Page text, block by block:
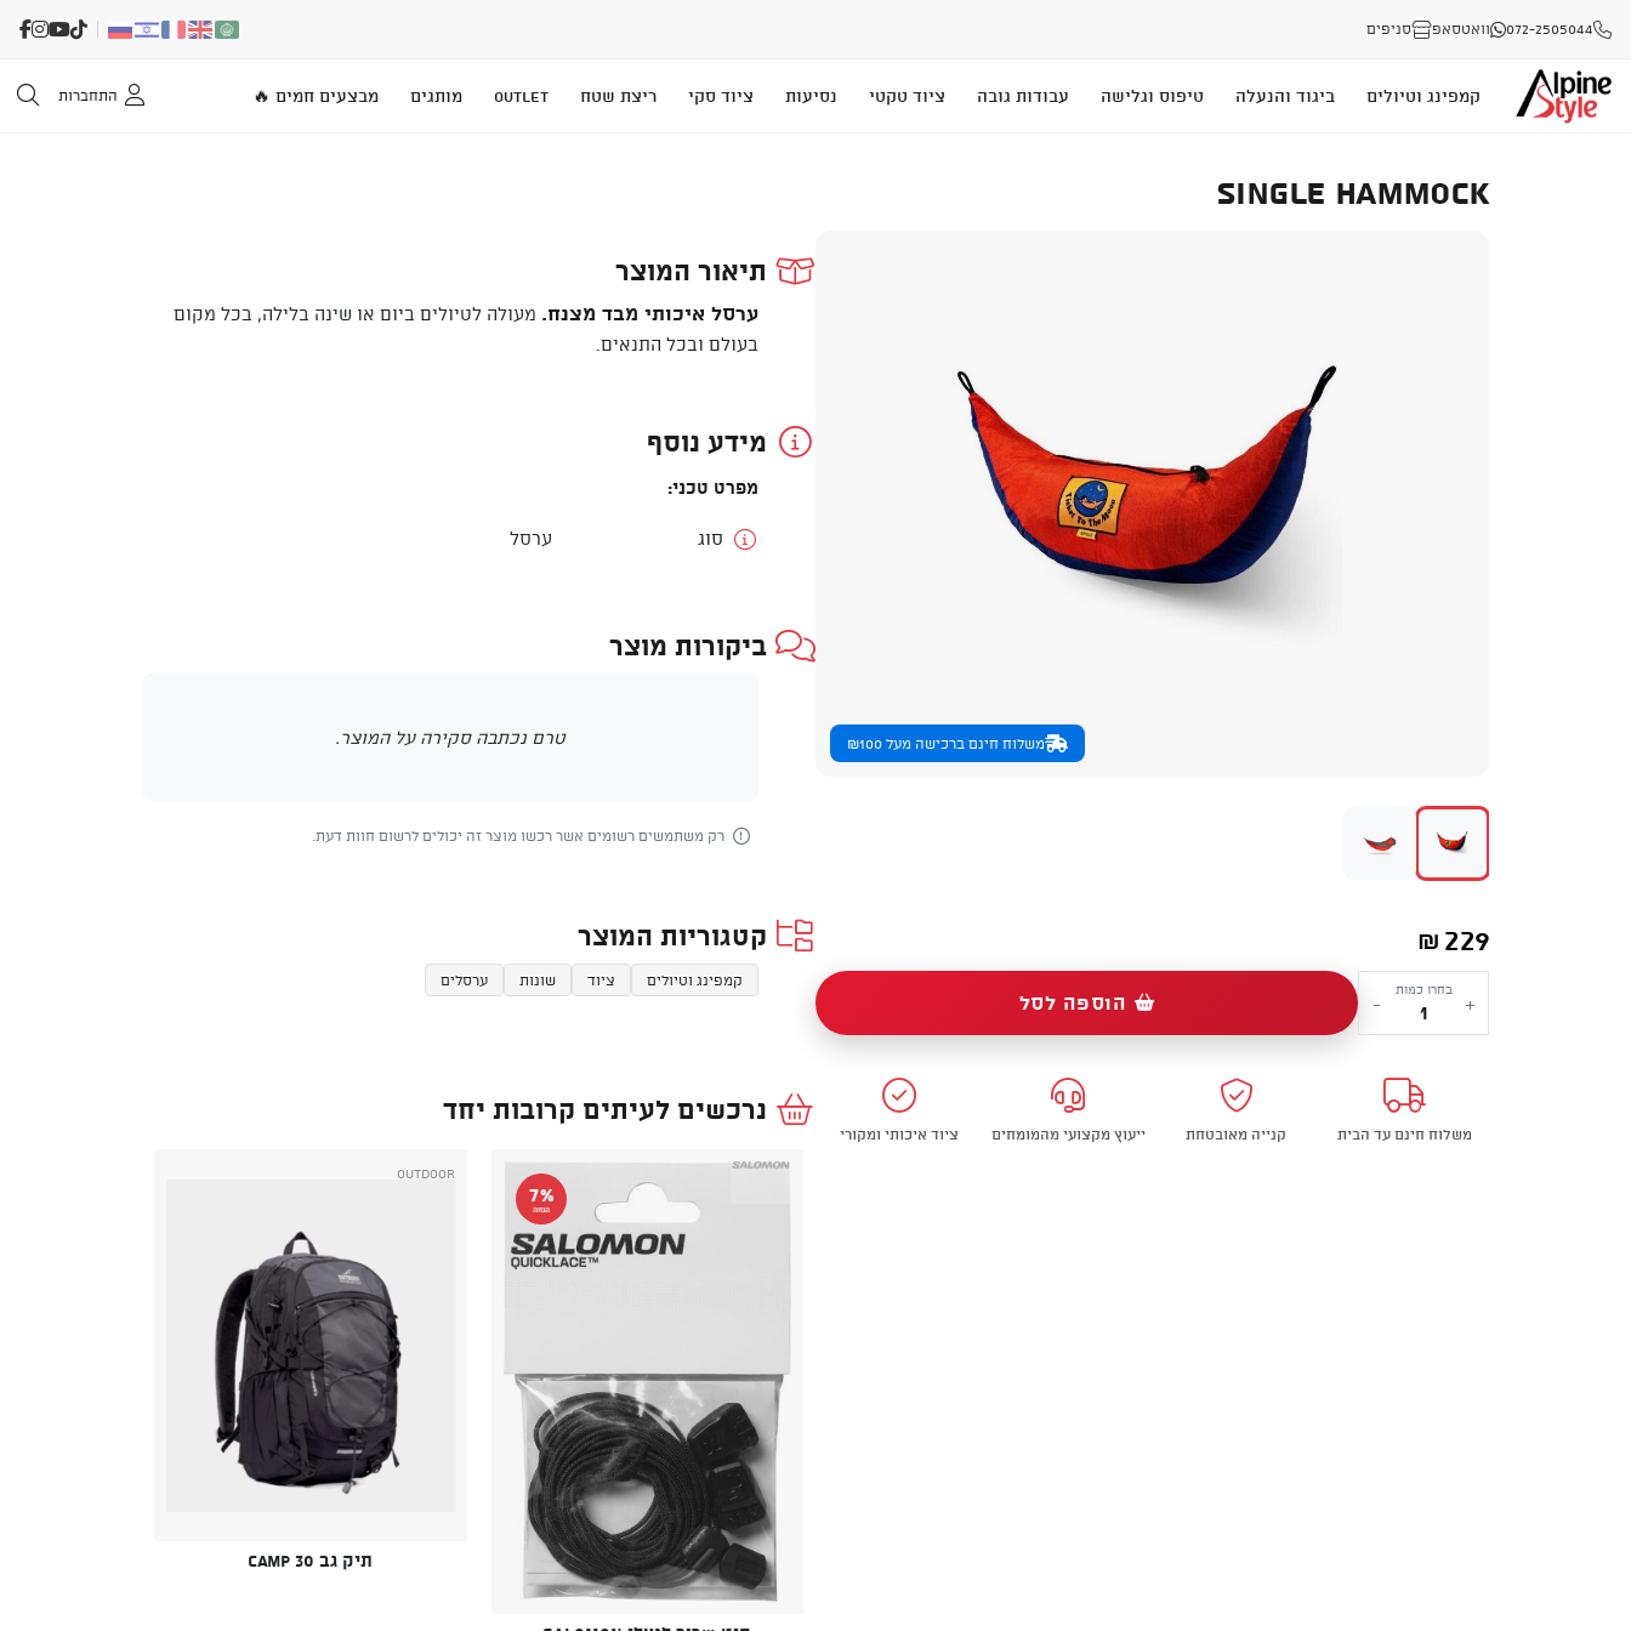
072-2505044 וואטסאפ סניפים
קמפינג וטיולים ביגוד והנעלה טיפוס וגלישה עבודות גובה ציוד טקטי נסיעות ציוד סקי ריצת שטח OUTLET מותגים מבצעים חמים 🔥 התחברות
SINGLE HAMMOCK
משלוח חינם ברכישה מעל ₪100
₪ 229
+
כמות
של
Hammock
בחרו כמות
- הוספה לסל
משלוח חינם עד הבית קנייה מאובטחת ייעוץ מקצועי מהמומחים ציוד איכותי ומקורי
תיאור המוצר
ערסל איכותי מבד מצנח. מעולה לטיולים ביום או שינה בלילה, בכל מקום
בעולם ובכל התנאים.
מידע נוסף
מפרט טכני:
סוג ערסל
ביקורות מוצר
טרם נכתבה סקירה על המוצר.
רק משתמשים רשומים אשר רכשו מוצר זה יכולים לרשום חוות דעת.
קטגוריות המוצר
קמפינג וטיולים ציוד שונות ערסלים
נרכשים לעיתים קרובות יחד
7%
הנחה
Outdoor
תיק גב Camp 30